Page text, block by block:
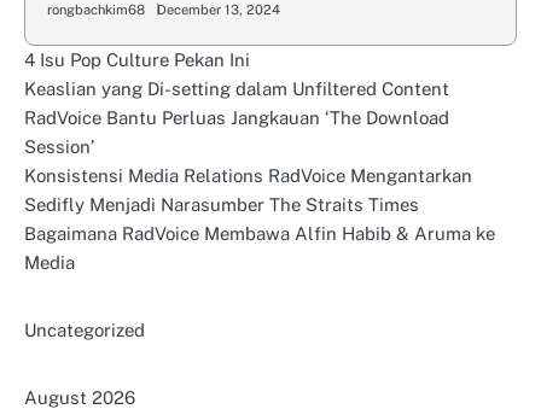
rongbachkim68 December 13, 2024
4 Isu Pop Culture Pekan Ini
Keaslian yang Di-setting dalam Unfiltered Content
RadVoice Bantu Perluas Jangkauan ‘The Download
Session’
Konsistensi Media Relations RadVoice Mengantarkan
Sedifly Menjadi Narasumber The Straits Times
Bagaimana RadVoice Membawa Alfin Habib & Aruma ke
Media
Uncategorized
August 2026